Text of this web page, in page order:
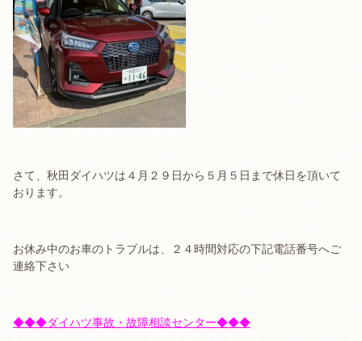
さて、秋田ダイハツは４月２９日から５月５日まで休日を頂いて
おります。
お休み中のお車のトラブルは、２４時間対応の下記電話番号へご
連絡下さい
◆◆◆ダイハツ事故・故障相談センター◆◆◆